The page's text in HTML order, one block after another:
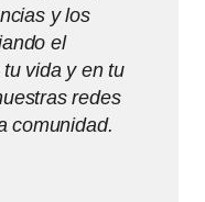
y los
el
vida y en tu
redes
comunidad.